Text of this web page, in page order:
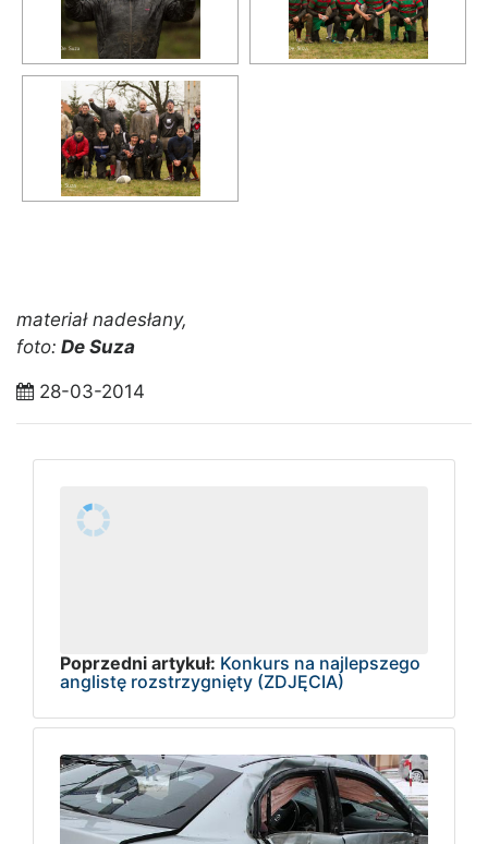
materiał nadesłany,
foto: De Suza
28-03-2014
Poprzedni artykuł: Konkurs na najlepszego
anglistę rozstrzygnięty (ZDJĘCIA)